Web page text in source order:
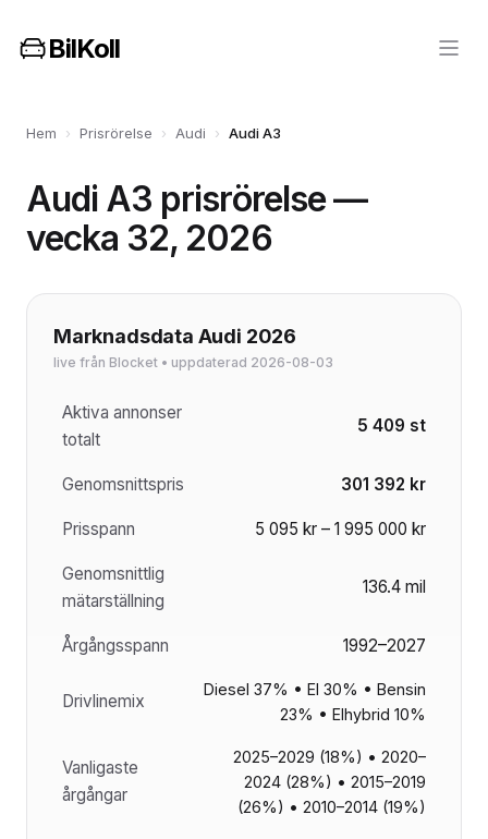
BilKoll
Hem › Prisrörelse › Audi › Audi A3
Audi A3 prisrörelse —
vecka 32, 2026
Marknadsdata Audi 2026
live från Blocket • uppdaterad 2026-08-03
Aktiva annonser
totalt
5 409 st
Genomsnittspris 301 392 kr
Prisspann 5 095 kr – 1 995 000 kr
Genomsnittlig
mätarställning
136.4 mil
Årgångsspann 1992–2027
Drivlinemix
Diesel 37% • El 30% • Bensin
23% • Elhybrid 10%
Vanligaste
årgångar
2025–2029 (18%) • 2020–
2024 (28%) • 2015–2019
(26%) • 2010–2014 (19%)